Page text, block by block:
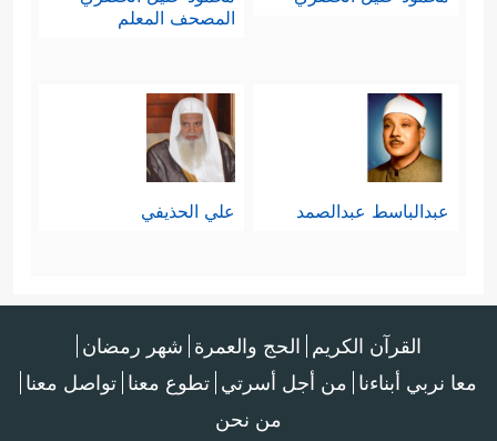
المصحف المعلم
عبدالباسط عبدالصمد علي الحذيفي
القرآن الكريم الحج والعمرة شهر رمضان
معا نربي أبناءنا من أجل أسرتي تطوع معنا تواصل معنا
من نحن